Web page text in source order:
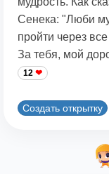
Сенека: "Люби
пройти через
За тебя, мой
12
Создать открытку